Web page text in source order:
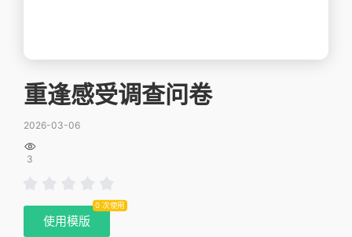
重逢感受调查问卷
2026-03-06

3
使用模版
0 次使用